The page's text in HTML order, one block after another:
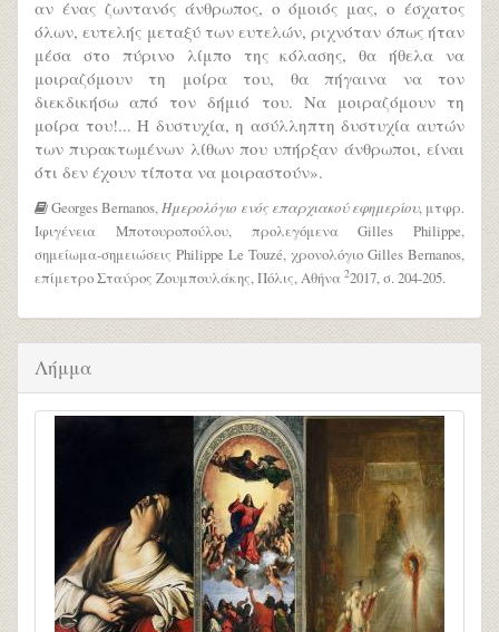
αν ένας ζωντανός άνθρωπος, ο όμοιός μας, ο έσχατος
όλων, ευτελής μεταξύ των ευτελών, ριχνόταν όπως ήταν
μέσα στο πύρινο λίμπο της κόλασης, θα ήθελα να
μοιραζόμουν τη μοίρα του, θα πήγαινα να τον
διεκδικήσω από τον δήμιό του. Να μοιραζόμουν τη
μοίρα του!... Η δυστυχία, η ασύλληπτη δυστυχία αυτών
των πυρακτωμένων λίθων που υπήρξαν άνθρωποι, είναι
ότι δεν έχουν τίποτα να μοιραστούν».
Georges Bernanos,Ημερολόγιο ενός επαρχιακού εφημερίου, μτφρ.
Ιφιγένεια Μποτουροπούλου, προλεγόμενα Gilles Philippe,
σημείωμα-σημειώσεις Philippe Le Touzé, χρονολόγιο Gilles Bernanos,
επίμετρο Σταύρος Ζουμπουλάκης, Πόλις, Αθήνα 22017, σ. 204-205.
Λήμμα